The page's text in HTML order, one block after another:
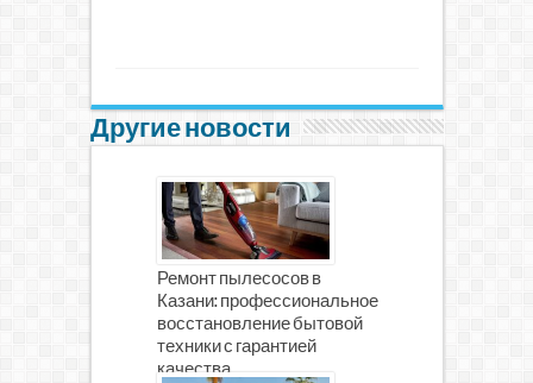
Другие новости
Ремонт пылесосов в
Казани: профессиональное
восстановление бытовой
техники с гарантией
качества